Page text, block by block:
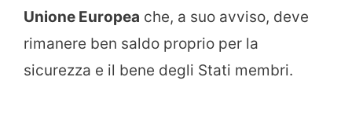
Unione Europea che, a suo avviso, deve
rimanere ben saldo proprio per la
sicurezza e il bene degli Stati membri.